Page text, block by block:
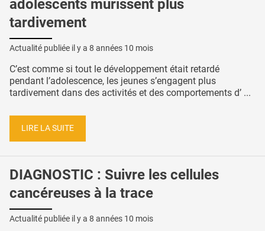
adolescents mûrissent plus
tardivement
Actualité publiée il y a 8 années 10 mois
C’est comme si tout le développement était retardé
pendant l’adolescence, les jeunes s’engagent plus
tardivement dans des activités et des comportements d’ ...
LIRE LA SUITE
DIAGNOSTIC : Suivre les cellules
cancéreuses à la trace
Actualité publiée il y a 8 années 10 mois